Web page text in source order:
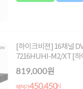
[하이크비젼] 16채널
7216HUHI-M2/XT [하
[하드미포함]
819,000원
혜택가450,450원